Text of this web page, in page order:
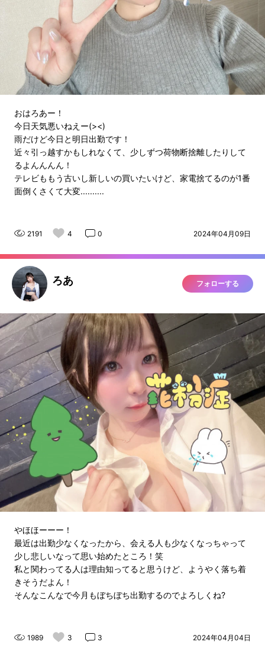
おはろあー！
今日天気悪いねえー(><)
雨だけど今日と明日出勤です！
近々引っ越すかもしれなくて、少しずつ荷物断捨離したりして
るよんんんん！
テレビももう古いし新しいの買いたいけど、家電捨てるのが1番
面倒くさくて大変..........
2191 4 0 2024年04月09日
ろあ フォローする
やほほーーー！
最近は出勤少なくなったから、会える人も少なくなっちゃって
少し悲しいなって思い始めたところ！笑
私と関わってる人は理由知ってると思うけど、ようやく落ち着
きそうだよん！
そんなこんなで今月もぼちぼち出勤するのでよろしくね?
1989 3 3 2024年04月04日